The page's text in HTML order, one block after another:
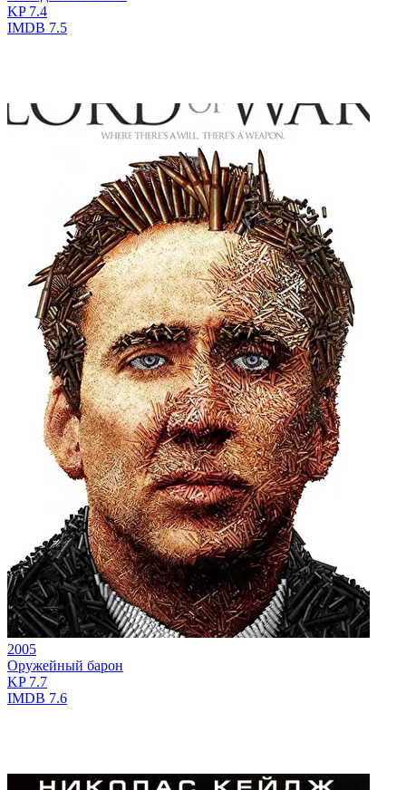
KP7.4
IMDB 7.5
2005
Оружейный барон
KP7.7
IMDB 7.6